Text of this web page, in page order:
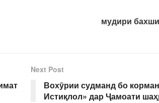
мудири
Next Post
Вохӯрии судманд бо
Истиқлол» дар Ҷамоати